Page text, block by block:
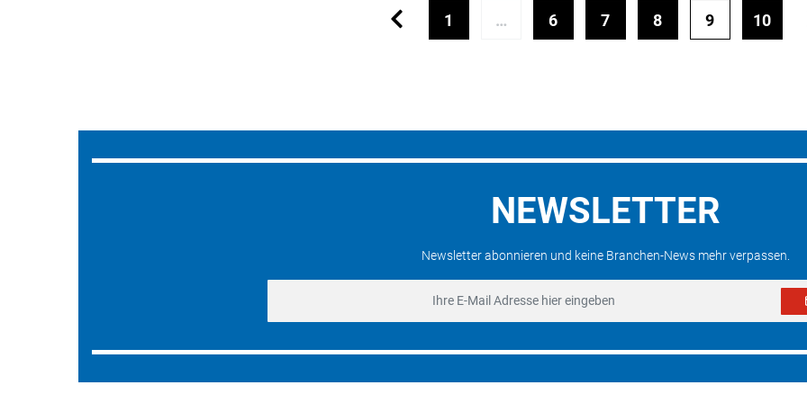
1 … 6 7 8 9 10
NEWSLETTER
Newsletter abonnieren und keine Branchen-News mehr verpassen.